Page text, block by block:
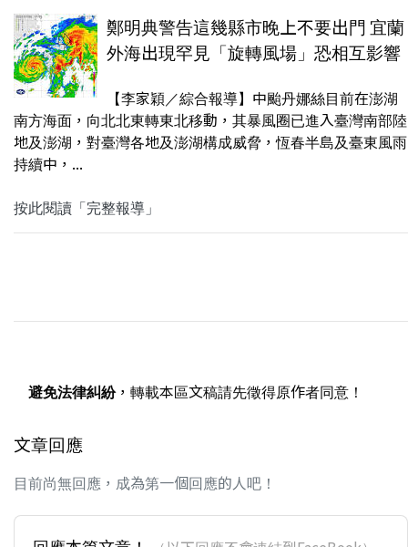
鄭明典警告這幾縣市晚上不要出門 宜蘭
外海出現罕見「旋轉風場」恐相互影響
【李家穎／綜合報導】中颱丹娜絲目前在澎湖
南方海面，向北北東轉東北移動，其暴風圈已進入臺灣南部陸
地及澎湖，對臺灣各地及澎湖構成威脅，恆春半島及臺東風雨
持續中，...
按此閱讀「完整報導」
避免法律糾紛，轉載本區文稿請先徵得原作者同意！
文章回應
目前尚無回應，成為第一個回應的人吧！